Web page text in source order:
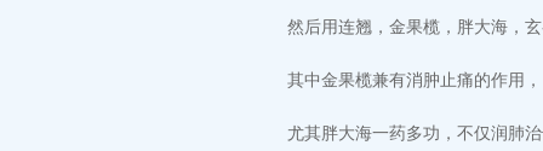
然后用连翘，金果榄，胖大海，
其中金果榄兼有消肿止痛的作用
尤其胖大海一药多功，不仅润肺